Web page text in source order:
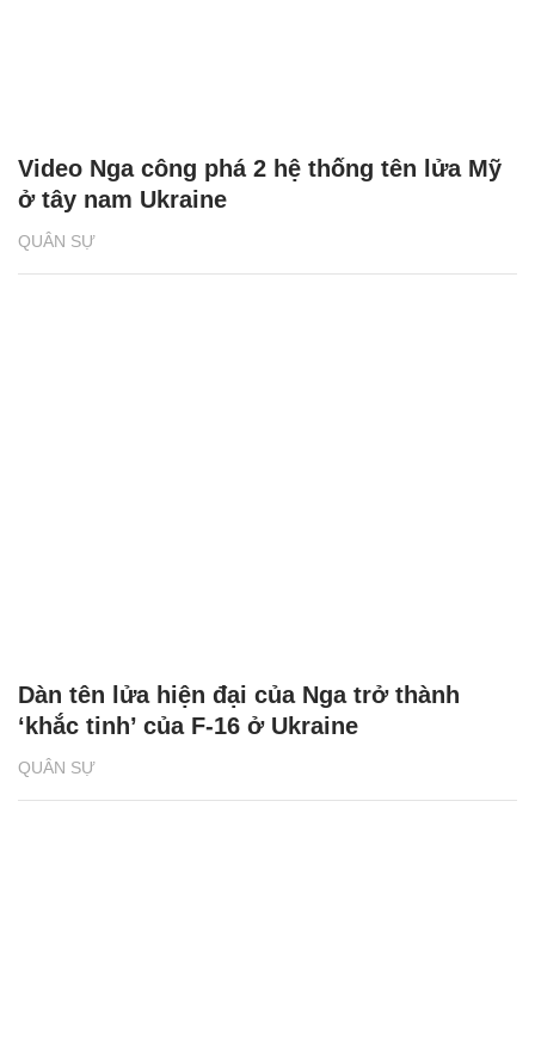
QUÂN SỰ
Video Nga công phá 2 hệ thống tên lửa Mỹ
ở tây nam Ukraine
QUÂN SỰ
Dàn tên lửa hiện đại của Nga trở thành
‘khắc tinh’ của F-16 ở Ukraine